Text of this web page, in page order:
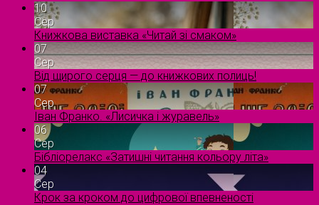
10
Сер
Книжкова виставка «Читай зі смаком»
07
Сер
Від щирого серця — до книжкових полиць!
07
Сер
Іван Франко. «Лисичка і журавель»
06
Сер
Бібліорелакс «Затишні читання кольору літа»
04
Сер
Крок за кроком до цифрової впевненості